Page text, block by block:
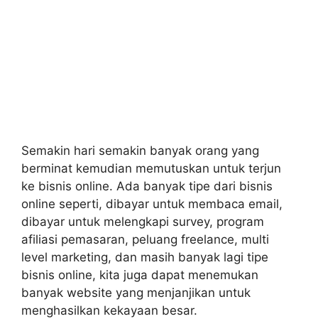
Semakin hari semakin banyak orang yang
berminat kemudian memutuskan untuk terjun
ke bisnis online. Ada banyak tipe dari bisnis
online seperti, dibayar untuk membaca email,
dibayar untuk melengkapi survey, program
afiliasi pemasaran, peluang freelance, multi
level marketing, dan masih banyak lagi tipe
bisnis online, kita juga dapat menemukan
banyak website yang menjanjikan untuk
menghasilkan kekayaan besar.